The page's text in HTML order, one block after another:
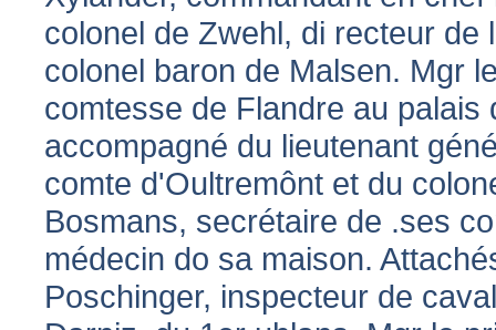
colonel de Zwehl, di recteur de
colonel baron de Malsen. Mgr
comtesse de Flandre au
accompagné du lieutenant
comte d'Oultremônt et du
Bosmans, secrétaire de .ses
médecin do sa maison.
Poschinger, inspecteur de